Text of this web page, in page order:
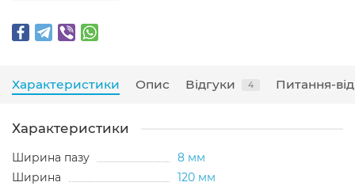
Характеристики Опис Відгуки 4 Питання-
Характеристики
Ширина пазу
8 мм
Ширина
120 мм